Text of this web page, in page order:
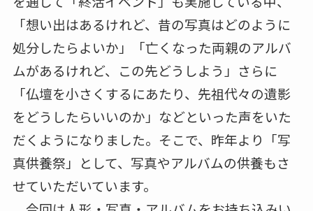
「想い出はあるけれど、昔の写真はどのように
処分したらよいか」「亡くなった両親のアルバ
ムがあるけれど、この先どうしよう」さらに
「仏壇を小さくするにあたり、先祖代々の遺影
をどうしたらいいのか」などといった声をいた
だくようになりました。そこで、昨年より「写
真供養祭」として、写真やアルバムの供養もさ
せていただいています。